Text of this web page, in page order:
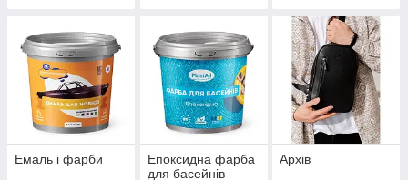
Емаль і фарби
Епоксидна фарба
для басейнів
Архів